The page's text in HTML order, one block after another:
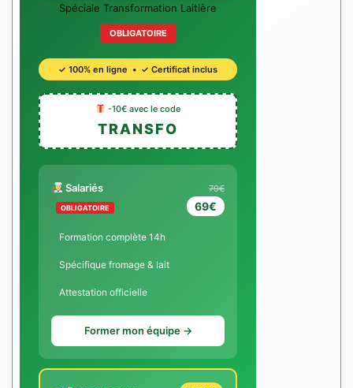
Spéciale Transformation Laitière
OBLIGATOIRE
✓ 100% en ligne • ✓ Certificat inclus
-10€ avec le code
TRANSFO
Salariés
OBLIGATOIRE
79€
69€
Formation complète 14h
Spécifique fromage & lait
Attestation officielle
Former mon équipe →